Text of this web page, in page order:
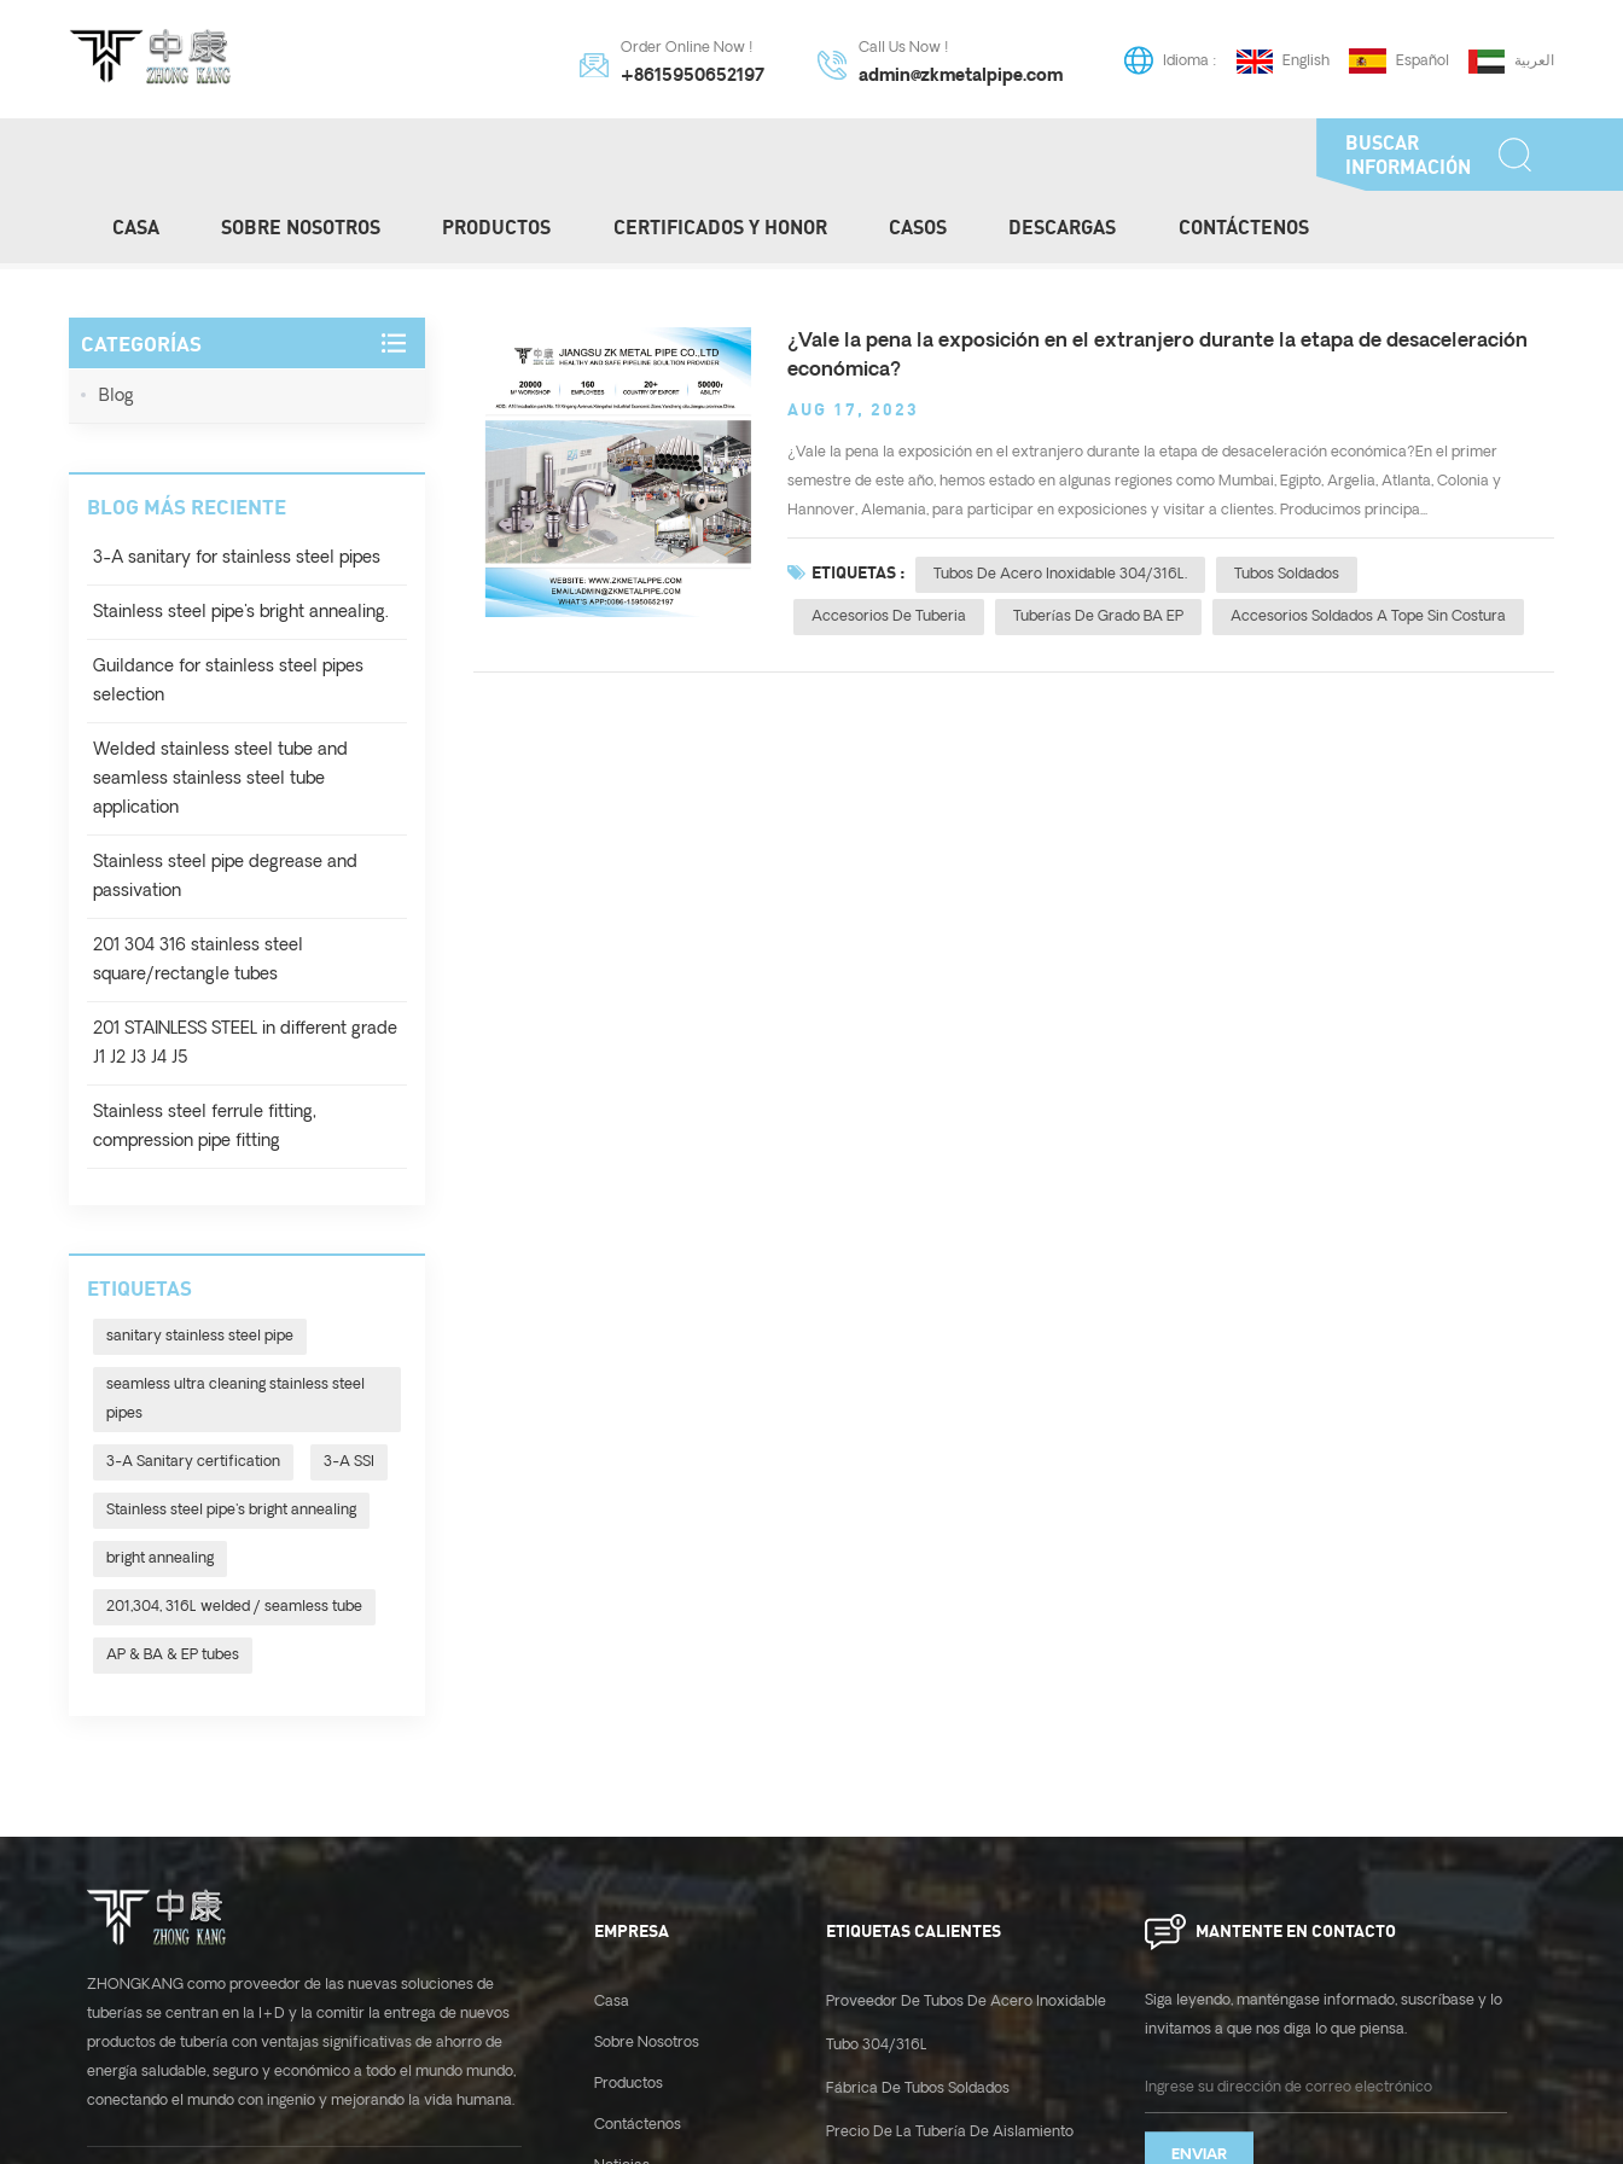
Idioma : English Español العربية
Order Online Now !
+8615950652197
Call Us Now !
admin@zkmetalpipe.com
BUSCAR
INFORMACIÓN
CASA SOBRE NOSOTROS PRODUCTOS CERTIFICADOS Y HONOR CASOS DESCARGAS CONTÁCTENOS
BÚSQUEDA
¿Vale la pena la exposición en el extranjero durante la etapa de desaceleración
económica?
AUG 17, 2023
¿Vale la pena la exposición en el extranjero durante la etapa de desaceleración económica?En el primer
semestre de este año, hemos estado en algunas regiones como Mumbai, Egipto, Argelia, Atlanta, Colonia y
Hannover, Alemania, para participar en exposiciones y visitar a clientes. Producimos principa...
ETIQUETAS : Tubos De Acero Inoxidable 304/316L. Tubos Soldados
Accesorios De Tuberia Tuberías De Grado BA EP Accesorios Soldados A Tope Sin Costura
CATEGORÍAS
Blog
BLOG MÁS RECIENTE
3-A sanitary for stainless steel pipes
Stainless steel pipe's bright annealing.
Guildance for stainless steel pipes
selection
Welded stainless steel tube and
seamless stainless steel tube
application
Stainless steel pipe degrease and
passivation
201 304 316 stainless steel
square/rectangle tubes
201 STAINLESS STEEL in different grade
J1 J2 J3 J4 J5
Stainless steel ferrule fitting,
compression pipe fitting
ETIQUETAS
sanitary stainless steel pipe
seamless ultra cleaning stainless steel
pipes
3-A Sanitary certification 3-A SSI
Stainless steel pipe's bright annealing
bright annealing
201,304, 316L welded / seamless tube
AP & BA & EP tubes
ZHONGKANG como proveedor de las nuevas soluciones de
tuberías se centran en la I+D y la comitir la entrega de nuevos
productos de tubería con ventajas significativas de ahorro de
energía saludable, seguro y económico a todo el mundo mundo,
conectando el mundo con ingenio y mejorando la vida humana.
EMPRESA
Casa
Sobre Nosotros
Productos
Contáctenos
ETIQUETAS CALIENTES
Proveedor De Tubos De Acero Inoxidable
Tubo 304/316L
Fábrica De Tubos Soldados
Precio De La Tubería De Aislamiento
MANTENTE EN CONTACTO
Siga leyendo, manténgase informado, suscríbase y lo
invitamos a que nos diga lo que piensa.
ENVIAR